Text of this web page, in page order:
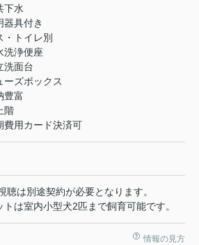
下水
器具付き
・トイレ別
洗浄便座
洗面台
ーズボックス
豊富
階
費用カード決済可
聴は別途契約が必要となります。
トは室内小型犬2匹まで飼育可能です。
情報の見方